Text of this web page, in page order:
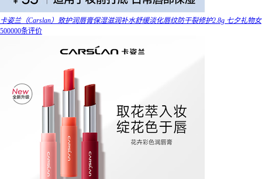
卡姿兰（Carslan）致护润唇膏保湿滋润补水舒缓淡化唇纹防干裂修护2.8g 七夕礼物女
500000条评价